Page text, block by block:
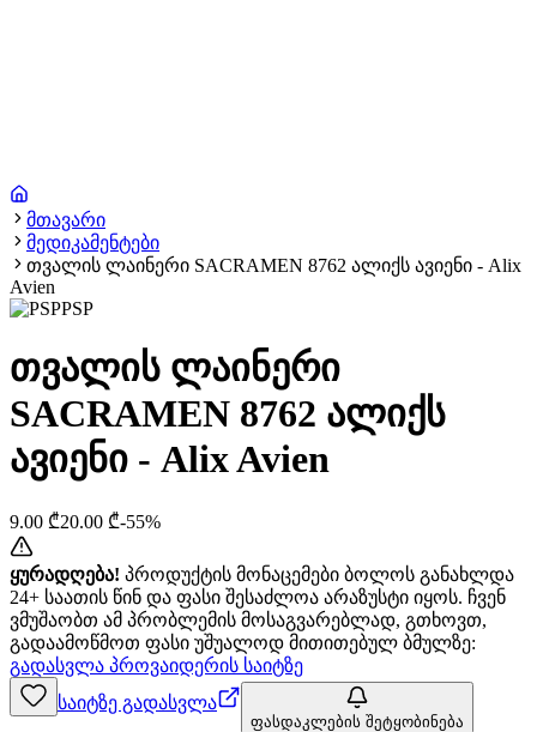
მთავარი
მედიკამენტები
თვალის ლაინერი SACRAMEN 8762 ალიქს ავიენი - Alix
Avien
PSP
თვალის ლაინერი
SACRAMEN 8762 ალიქს
ავიენი - Alix Avien
9.00 ₾20.00 ₾-55%
ყურადღება! პროდუქტის მონაცემები ბოლოს განახლდა
24+ საათის წინ და ფასი შესაძლოა არაზუსტი იყოს. ჩვენ
ვმუშაობთ ამ პრობლემის მოსაგვარებლად, გთხოვთ,
გადაამოწმოთ ფასი უშუალოდ მითითებულ ბმულზე:
გადასვლა პროვაიდერის საიტზე
საიტზე გადასვლა
ფასდაკლების შეტყობინება